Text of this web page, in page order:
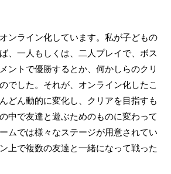
ンライン化しています。私が子どもの
、一人もしくは、二人プレイで、ボス
ントで優勝するとか、何かしらのクリ
でした。それが、オンライン化したこ
どん動的に変化し、クリアを目指すも
中で友達と遊ぶためのものに変わって
ムでは様々なステージが用意されてい
上で複数の友達と一緒になって戦った